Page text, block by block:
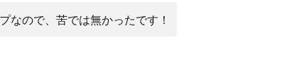
なので、苦では無かったです！